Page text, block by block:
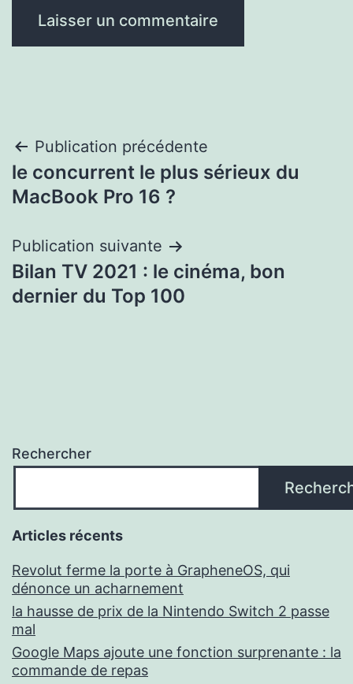
Navigation
de
Publication précédente
le concurrent le plus sérieux du
MacBook Pro 16 ?
Publication suivante
Bilan TV 2021 : le cinéma, bon
dernier du Top 100
Rechercher
Articles récents
Revolut ferme la porte à GrapheneOS, qui
dénonce un acharnement
la hausse de prix de la Nintendo Switch 2 passe
mal
Google Maps ajoute une fonction surprenante : la
commande de repas